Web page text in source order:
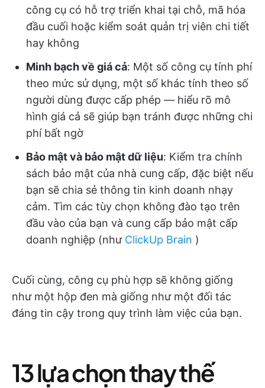
công cụ có hỗ trợ triển khai tại chỗ, mã hóa
đầu cuối hoặc kiểm soát quản trị viên chi tiết
hay không
Minh bạch về giá cả: Một số công cụ tính phí
theo mức sử dụng, một số khác tính theo số
người dùng được cấp phép — hiểu rõ mô
hình giá cả sẽ giúp bạn tránh được những chi
phí bất ngờ
Bảo mật và bảo mật dữ liệu: Kiểm tra chính
sách bảo mật của nhà cung cấp, đặc biệt nếu
bạn sẽ chia sẻ thông tin kinh doanh nhạy
cảm. Tìm các tùy chọn không đào tạo trên
đầu vào của bạn và cung cấp bảo mật cấp
doanh nghiệp (như ClickUp Brain )
Cuối cùng, công cụ phù hợp sẽ không giống
như một hộp đen mà giống như một đối tác
đáng tin cậy trong quy trình làm việc của bạn.
13 lựa chọn thay thế